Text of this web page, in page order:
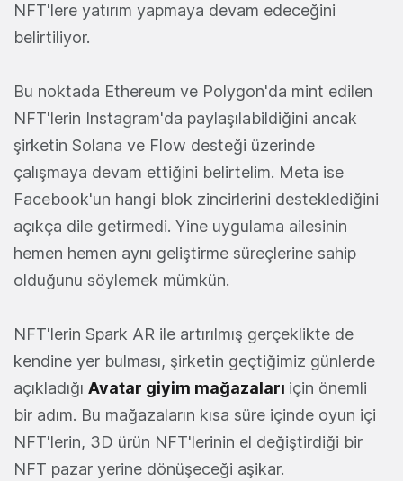
NFT'lere yatırım yapmaya devam edeceğini
belirtiliyor.
Bu noktada Ethereum ve Polygon'da mint edilen
NFT'lerin Instagram'da paylaşılabildiğini ancak
şirketin Solana ve Flow desteği üzerinde
çalışmaya devam ettiğini belirtelim. Meta ise
Facebook'un hangi blok zincirlerini desteklediğini
açıkça dile getirmedi. Yine uygulama ailesinin
hemen hemen aynı geliştirme süreçlerine sahip
olduğunu söylemek mümkün.
NFT'lerin Spark AR ile artırılmış gerçeklikte de
kendine yer bulması, şirketin geçtiğimiz günlerde
açıkladığı Avatar giyim mağazaları için önemli
bir adım. Bu mağazaların kısa süre içinde oyun içi
NFT'lerin, 3D ürün NFT'lerinin el değiştirdiği bir
NFT pazar yerine dönüşeceği aşikar.